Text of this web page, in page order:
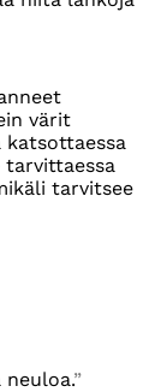
värit
tarvittaessa
tarvitsee
neuloa.